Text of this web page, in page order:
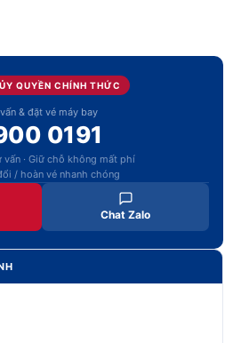
QUYỀN CHÍNH THỨC
& đặt vé máy bay
0191
vấn · Giữ chỗ không mất phí
/ hoàn vé nhanh chóng
Chat Zalo